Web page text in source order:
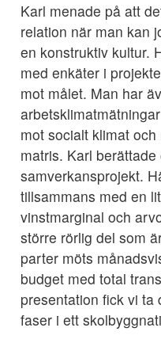
Karl menade på att
relation när man kan
en konstruktiv kultur.
med enkäter i
mot målet. Man har
mot socialt klimat
matris. Karl
samverkansprojekt.
tillsammans med en
vinstmarginal och
större rörlig del som
parter möts
budget med total
presentation fick vi ta
faser i ett